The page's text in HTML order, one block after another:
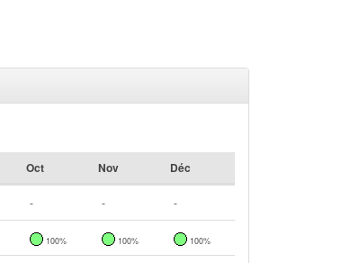
Oct Nov Déc
- - -
100% 100% 100%